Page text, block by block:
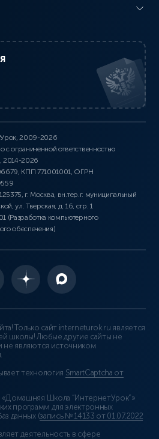
2009-2026
ограниченной ответственностью
2014-2026
КПП 771001001, ОГРН
г. Москва, вн.тер.г. муниципальный
ул. Тверская, д. 16, стр. 1
(Разработка компьютерного
обеспечения)
Только сайт interneturok.ru является
школы! Любые другие сайты не
являются источником
технология SmartCaptcha от
«Домашняя Школа “ИнтернетУрок”»
программ для электронных
данных (запись № 14133 от 01.07.2022
деятельность в сфере